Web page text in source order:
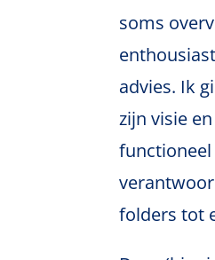
soms
advies. Ik
zijn visie
folders tot